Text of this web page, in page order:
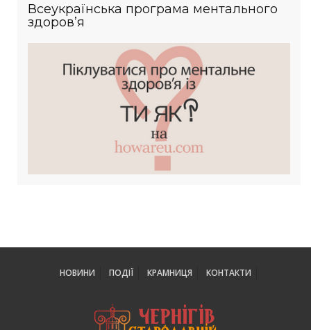
Всеукраїнська програма ментального
здоров’я
НОВИНИ ПОДІЇ КРАМНИЦЯ КОНТАКТИ